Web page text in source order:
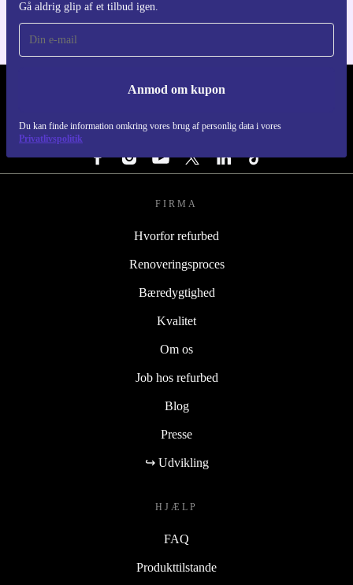
Gå aldrig glip af et tilbud igen.
Anmod om kupon
Du kan finde information omkring vores brug af personlig data i vores
Privatlivspolitik
REFURBED DANMARK - RETHINK NEW.
FØLG OS
FIRMA
Hvorfor refurbed
Renoveringsproces
Bæredygtighed
Kvalitet
Om os
Job hos refurbed
Blog
Presse
↪ Udvikling
HJÆLP
FAQ
Produkttilstande